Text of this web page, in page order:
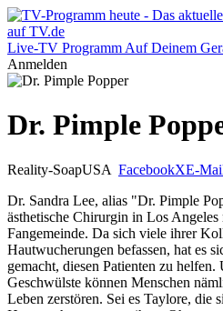
Live-TV Programm Auf Deinem
Anmelden
Dr. Pimple
Reality-SoapUSA FacebookXE-
Dr. Sandra Lee, alias "Dr. Pimple
ästhetische Chirurgin in Los Angeles
Fangemeinde. Da sich viele ihrer
Hautwucherungen befassen, hat es
gemacht, diesen Patienten zu
Geschwülste können Menschen
Leben zerstören. Sei es Taylore, die